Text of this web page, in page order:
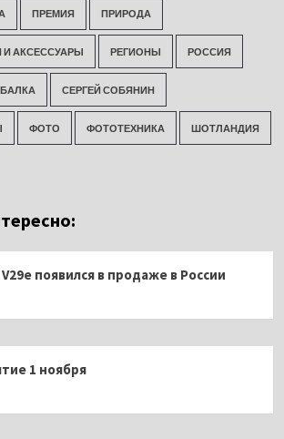
ПРЕМИЯ ПРИРОДА
АКСЕССУАРЫ РЕГИОНЫ РОССИЯ
СЕРГЕЙ СОБЯНИН
ФОТО ФОТОТЕХНИКА ШОТЛАНДИЯ
появился в продаже в России
1 ноября